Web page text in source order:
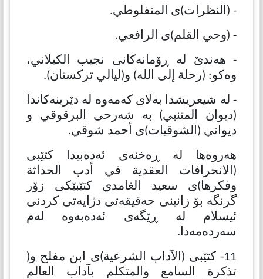
- (النظرات)ی المنفلوطي.
- (وحي القلم)ی الرافعي.
- هەندێ لە ڕۆمانەكانی نجیب الكیلاني،
وەكو: (رحلة إلی الله) و(لیالي تركستان).
- لە شیعریشدا بەلای كەمەوە لە دێرینەكاندا
(دیوان المتنبي) بە شەرحی البرقوقي و
دیواني (الشوقیات)ی أحمد شوقي.
هەروەها لە ڕەخنەی ئەدەبیدا كتێبی
(الانحرافات العقدیة في أدب الحداثة
وفكرها)ی سعید الغامدي كتێبێكی زۆر
گرنگە بۆ زانینی حەقیقەتی دژایەتی كردنی
ئیسلام لە ڕێگەی ئەدەبەوە لەم
سەردەمەدا.
11- كتێبی (الآداب الشرعیة)ی ابن مفلح و(
تذكرة السامع والمتكلم بآداب العالم